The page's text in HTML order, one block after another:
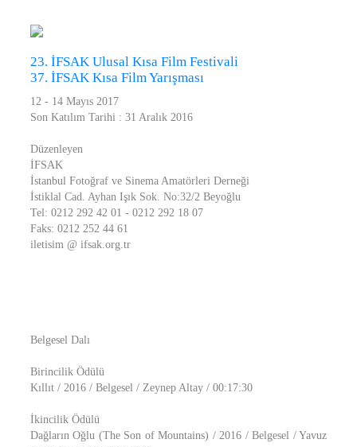
23. İFSAK Ulusal Kısa Film Festivali
37. İFSAK Kısa Film Yarışması
12 - 14 Mayıs 2017
Son Katılım Tarihi : 31 Aralık 2016
Düzenleyen
İFSAK
İstanbul Fotoğraf ve Sinema Amatörleri Derneği
İstiklal Cad. Ayhan Işık Sok. No:32/2 Beyoğlu
Tel: 0212 292 42 01 - 0212 292 18 07
Faks: 0212 252 44 61
iletisim @ ifsak.org.tr
Belgesel Dalı
Birincilik Ödülü
Kıllıt / 2016 / Belgesel / Zeynep Altay / 00:17:30
İkincilik Ödülü
Dağların Oğlu (The Son of Mountains) / 2016 / Belgesel / Yavuz